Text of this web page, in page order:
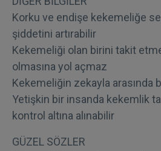
Korku ve endişe kekemeliğe
şiddetini artırabilir
Kekemeliği olan birini takit
olmasına yol açmaz
Kekemeliğin zekayla arasında
Yetişkin bir insanda kekemlik
kontrol altına alınabilir
GÜZEL SÖZLER